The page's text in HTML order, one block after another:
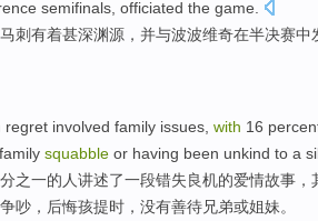
semifinals, officiated the game.
马刺有着甚深渊源，并与波波维奇在半决赛中
regret involved family issues, with 16
family squabble or having been unkind to a
之一的 人讲述了一段错失良机的爱情故事，
争吵 ，后悔孩提时，没有善待兄弟或姐妹。